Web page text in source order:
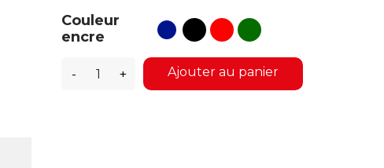
Couleur
encre
bleunoir rougevert
- + Ajouter au panier